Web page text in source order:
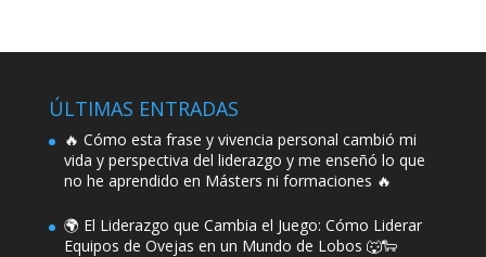
ÚLTIMAS ENTRADAS
🔥 Cómo esta frase y vivencia personal cambió mi
vida y perspectiva del liderazgo y me enseñó lo que
no he aprendido en Másters ni formaciones 🔥
🌍 El Liderazgo que Cambia el Juego: Cómo Liderar
Equipos de Ovejas en un Mundo de Lobos 🐺🐑